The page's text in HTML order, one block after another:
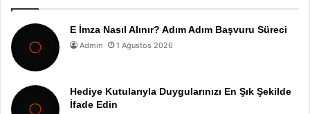
E İmza Nasıl Alınır? Adım Adım Başvuru Süreci
Admin 1 Ağustos 2026
Hediye Kutularıyla Duygularınızı En Şık Şekilde
İfade Edin